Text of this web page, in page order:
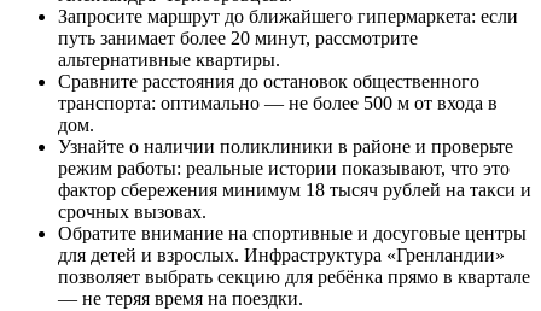
Запросите маршрут до ближайшего гипермаркета: если
путь занимает более 20 минут, рассмотрите
альтернативные квартиры.
Сравните расстояния до остановок общественного
транспорта: оптимально — не более 500 м от входа в
дом.
Узнайте о наличии поликлиники в районе и проверьте
режим работы: реальные истории показывают, что это
фактор сбережения минимум 18 тысяч рублей на такси и
срочных вызовах.
Обратите внимание на спортивные и досуговые центры
для детей и взрослых. Инфраструктура «Гренландии»
позволяет выбрать секцию для ребёнка прямо в квартале
— не теряя время на поездки.